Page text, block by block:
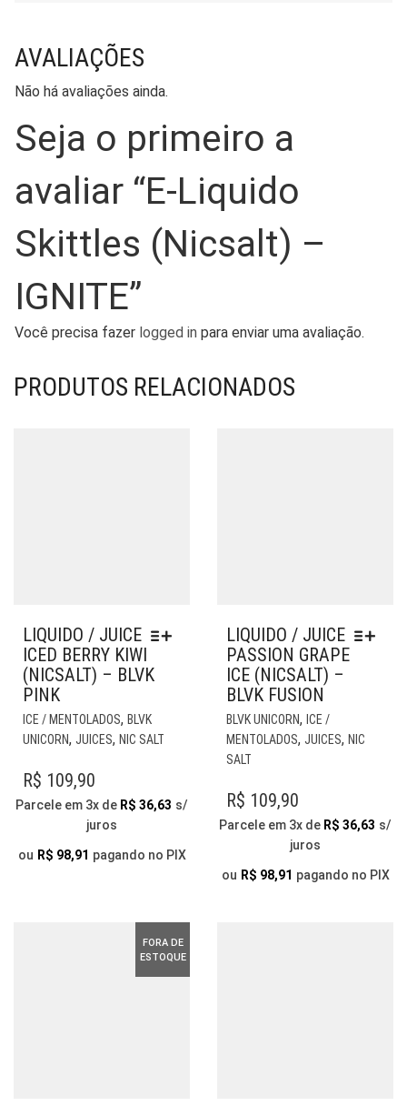
AVALIAÇÕES
Não há avaliações ainda.
Seja o primeiro a
avaliar “E-Liquido
Skittles (Nicsalt) –
IGNITE”
Você precisa fazer logged in para enviar uma avaliação.
PRODUTOS RELACIONADOS
LIQUIDO / JUICE
ICED BERRY KIWI
(NICSALT) – BLVK
PINK
ICE / MENTOLADOS, BLVK
UNICORN, JUICES, NIC SALT
PRODUTO
VARIANTES.
AS
OPÇÕES
PODEM
DO
PRODUTO
R$ 109,90
Parcele em 3x de R$ 36,63 s/
juros
ou R$ 98,91 pagando no PIX
LIQUIDO / JUICE
PASSION GRAPE
ICE (NICSALT) –
BLVK FUSION
BLVK UNICORN, ICE /
MENTOLADOS, JUICES, NIC
SALT
SER
R$ 109,90
Parcele em 3x de R$ 36,63 s/
juros
ou R$ 98,91 pagando no PIX
FORA DE
ESTOQUE